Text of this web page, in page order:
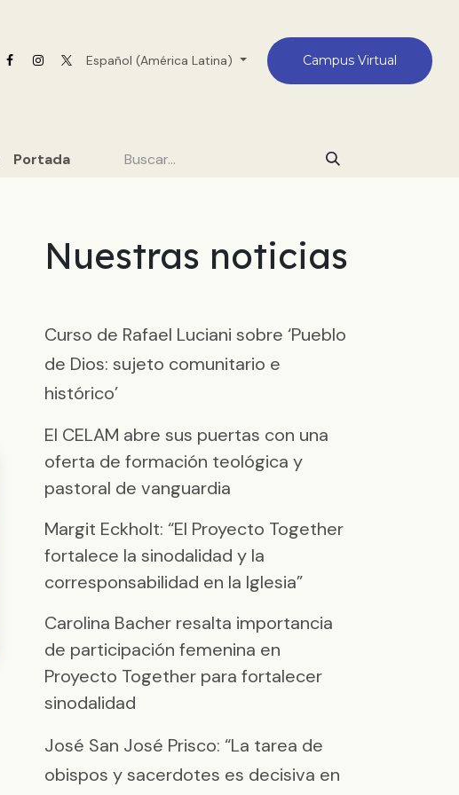
Revista Medellín Contacto
Español (América Latina) Campus Virtual
Portada
Nuestras noticias
Curso de Rafael Luciani sobre ‘Pueblo
de Dios: sujeto comunitario e
histórico’
El CELAM abre sus puertas con una
oferta de formación teológica y
pastoral de vanguardia
Margit Eckholt: “El Proyecto Together
fortalece la sinodalidad y la
corresponsabilidad en la Iglesia”
Carolina Bacher resalta importancia
de participación femenina en
Proyecto Together para fortalecer
sinodalidad
José San José Prisco: “La tarea de
obispos y sacerdotes es decisiva en